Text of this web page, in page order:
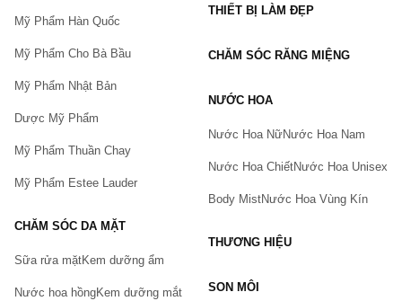
Bạn gặp vấn đề về sản phẩm hay mua hàng?
Hãy báo lỗi cho chúng tôi. Hoặc gọi cho chúng tôi qua số
Mỹ Phẩm Hàn Quốc
Mỹ Phẩm Cho Bà Bầu
Mỹ Phẩm Nhật Bản
Dược Mỹ Phẩm
Mỹ Phẩm Thuần Chay
Mỹ Phẩm Estee Lauder
CHĂM SÓC DA MẶT
Sữa rửa mặtKem dưỡng ẩm
Nước hoa hồngKem dưỡng mắt
THIẾT BỊ LÀM ĐẸP
CHĂM SÓC RĂNG MIỆNG
NƯỚC HOA
Nước Hoa NữNước Hoa Nam
Nước Hoa ChiếtNước Hoa Unisex
Body MistNước Hoa Vùng Kín
THƯƠNG HIỆU
SON MÔI